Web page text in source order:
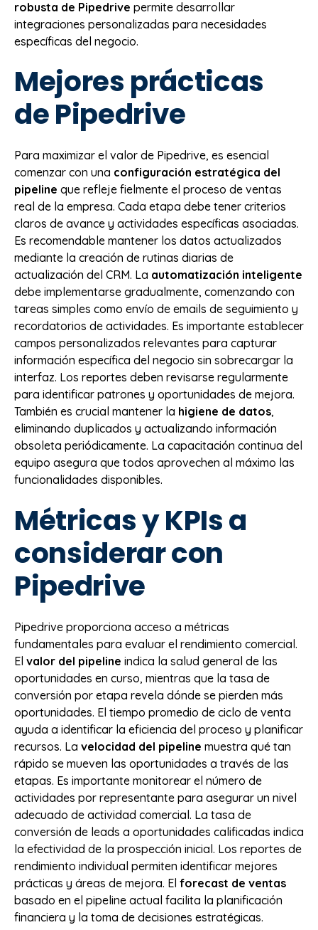
robusta de Pipedrive permite desarrollar
integraciones personalizadas para necesidades
específicas del negocio.
Mejores prácticas
de Pipedrive
Para maximizar el valor de Pipedrive, es esencial
comenzar con una configuración estratégica del
pipeline que refleje fielmente el proceso de ventas
real de la empresa. Cada etapa debe tener criterios
claros de avance y actividades específicas asociadas.
Es recomendable mantener los datos actualizados
mediante la creación de rutinas diarias de
actualización del CRM. La automatización inteligente
debe implementarse gradualmente, comenzando con
tareas simples como envío de emails de seguimiento y
recordatorios de actividades. Es importante establecer
campos personalizados relevantes para capturar
información específica del negocio sin sobrecargar la
interfaz. Los reportes deben revisarse regularmente
para identificar patrones y oportunidades de mejora.
También es crucial mantener la higiene de datos,
eliminando duplicados y actualizando información
obsoleta periódicamente. La capacitación continua del
equipo asegura que todos aprovechen al máximo las
funcionalidades disponibles.
Métricas y KPIs a
considerar con
Pipedrive
Pipedrive proporciona acceso a métricas
fundamentales para evaluar el rendimiento comercial.
El valor del pipeline indica la salud general de las
oportunidades en curso, mientras que la tasa de
conversión por etapa revela dónde se pierden más
oportunidades. El tiempo promedio de ciclo de venta
ayuda a identificar la eficiencia del proceso y planificar
recursos. La velocidad del pipeline muestra qué tan
rápido se mueven las oportunidades a través de las
etapas. Es importante monitorear el número de
actividades por representante para asegurar un nivel
adecuado de actividad comercial. La tasa de
conversión de leads a oportunidades calificadas indica
la efectividad de la prospección inicial. Los reportes de
rendimiento individual permiten identificar mejores
prácticas y áreas de mejora. El forecast de ventas
basado en el pipeline actual facilita la planificación
financiera y la toma de decisiones estratégicas.